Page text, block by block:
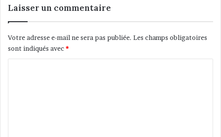
l
a
n
n
e
n
E
u
Laisser un commentaire
Votre adresse e-mail ne sera pas publiée. Les champs obligatoires
sont indiqués avec*